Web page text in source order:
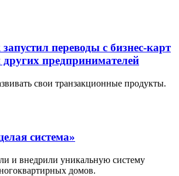
переводы с бизнес-карт
предпринимателей
свои транзакционные продукты.
система»
и внедрили уникальную систему
домов.